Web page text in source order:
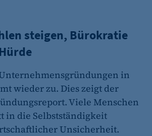
steigen, Bürokratie
in
wieder zu. Dies zeigt der
Viele Menschen
in die Selbstständigkeit
Unsicherheit.